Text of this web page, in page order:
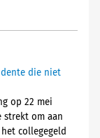
die niet
op 22 mei
strekt om aan
collegegeld